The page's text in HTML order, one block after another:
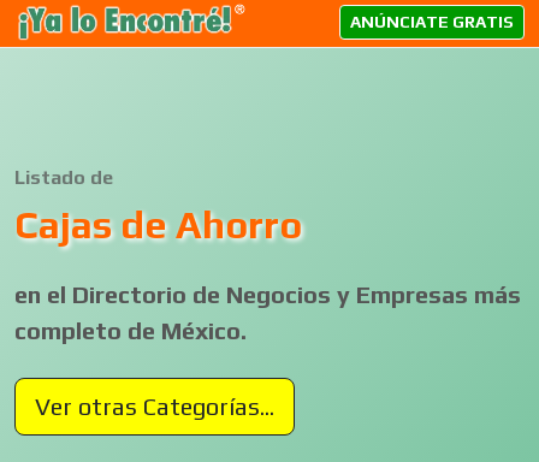
ANÚNCIATE GRATIS
Listado de
Cajas de Ahorro
en el Directorio de Negocios y Empresas más
completo de México.
Ver otras Categorías...